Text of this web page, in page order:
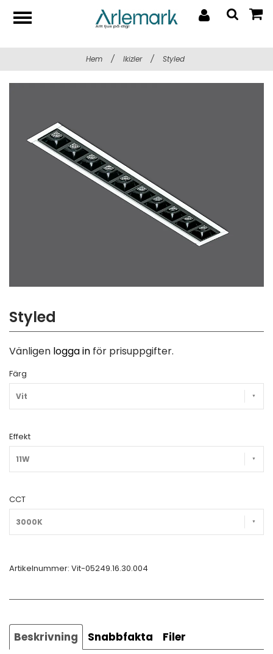
Hem / Ikizler / Styled
Styled
Vänligen logga in för prisuppgifter.
Färg
Vit
Effekt
11W
CCT
3000K
Artikelnummer: Vit-05249.16.30.004
Beskrivning Snabbfakta Filer